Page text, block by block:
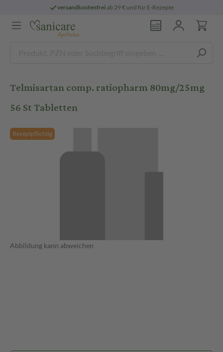
versandkostenfreiab 29 € und für E-Rezepte
Telmisartan comp. ratiopharm 80mg/25mg
56 St Tabletten
Rezeptpflichtig
Abbildung kann abweichen